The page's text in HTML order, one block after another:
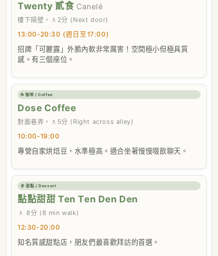
Twenty 貳食 Canelé
樓下隔壁，🚶2分 (Next door)
13:00-20:30 (週日至17:00)
招牌「可麗露」外脆內軟非常厲害！空間極小但極具質
感。有三個座位。
☕ 咖啡 / Coffee
Dose Coffee
對面巷弄，🚶5分 (Right across alley)
10:00-19:00
專營自家烘焙豆，水準極高。適合坐著慢慢啜飲聊天。
🍨 甜點 / Dessert
點點甜甜 Ten Ten Den Den
🚶 8分 (8 min walk)
12:30-20:00
知名質感甜點店，朋友們最喜歡拜訪的首選。